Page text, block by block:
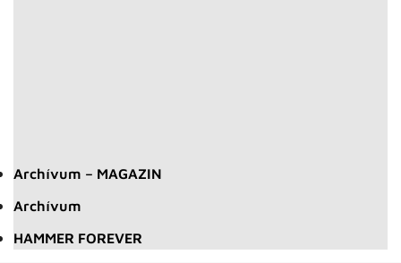
Archívum – MAGAZIN
Archívum
HAMMER FOREVER